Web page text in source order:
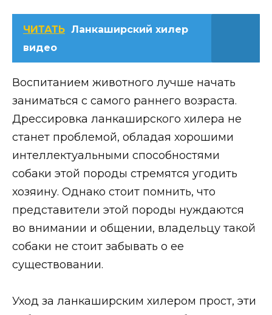
ЧИТАТЬ Ланкаширский хилер
видео
Воспитанием животного лучше начать
заниматься с самого раннего возраста.
Дрессировка ланкаширского хилера не
станет проблемой, обладая хорошими
интеллектуальными способностями
собаки этой породы стремятся угодить
хозяину. Однако стоит помнить, что
представители этой породы нуждаются
во внимании и общении, владельцу такой
собаки не стоит забывать о ее
существовании.
Уход за ланкаширским хилером прост, эти